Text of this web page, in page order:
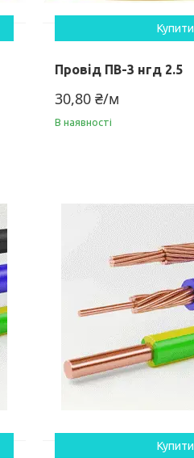
Купити
Провід ПВ-3 нгд 2.5
30,80 ₴/м
В наявності
Купити